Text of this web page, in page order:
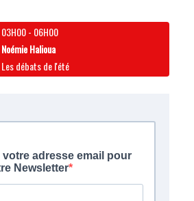
03H00- 06H00
Noémie Halioua
Les débats de l'été